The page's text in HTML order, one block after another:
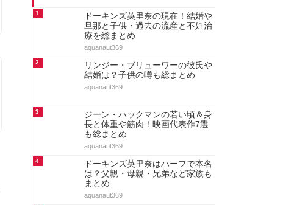
1
ドーキンズ英里奈の現在！結婚や
旦那と子供・過去の流産と不妊治
療を総まとめ
aquanaut369
2
リンジー・ブリューワーの彼氏や
結婚は？子供の噂も総まとめ
aquanaut369
3
ジーン・ハックマンの若い頃＆身
長と体重や筋肉！映画代表作7選
も総まとめ
aquanaut369
4
ドーキンズ英里奈はハーフで本名
は？父親・母親・兄弟など家族も
まとめ
aquanaut369